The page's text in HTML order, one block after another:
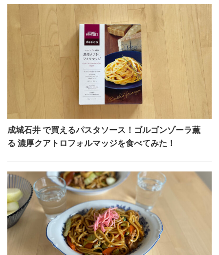
成城石井 で買えるパスタソース！ゴルゴンゾーラ薫
る 濃厚クアトロフォルマッジを食べてみた！